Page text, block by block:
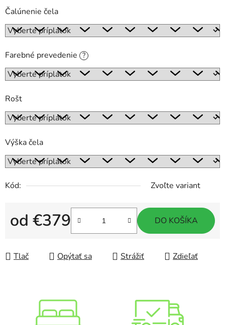
Čalúnenie čela
Farebné prevedenie ?
Rošt
Výška čela
Kód: Zvoľte variant
od €379 DO KOŠÍKA
Tlač Opýtať sa Strážiť Zdieľať